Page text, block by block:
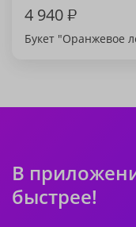
4 940₽
Букет "Оранжевое
В
быстрее!